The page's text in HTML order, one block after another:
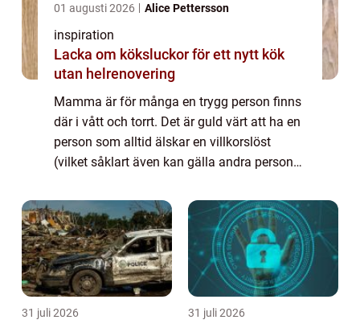
01 augusti 2026 Alice Pettersson
inspiration
Lacka om köksluckor för ett nytt kök
utan helrenovering
Mamma är för många en trygg person finns
där i vått och torrt. Det är guld värt att ha en
person som alltid älskar en villkorslöst
(vilket såklart även kan gälla andra personer
31 juli 2026 31 juli 2026